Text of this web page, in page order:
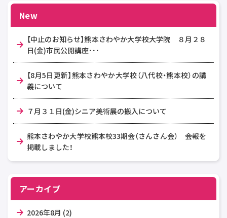
New
【中止のお知らせ】熊本さわやか大学校大学院 ８月２８
日(金)市民公開講座･･･
【8月5日更新】熊本さわやか大学校（八代校・熊本校）の講
義について
７月３１日(金)シニア美術展の搬入について
熊本さわやか大学校熊本校33期会（さんさん会） 会報を
掲載しました！
アーカイブ
2026年8月 (2)